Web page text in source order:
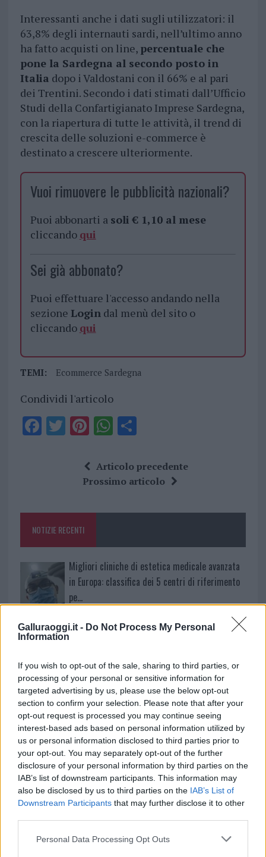
Galluraoggi.it - Do Not Process My Personal
Information
If you wish to opt-out of the sale, sharing to third parties, or
processing of your personal or sensitive information for
targeted advertising by us, please use the below opt-out
section to confirm your selection. Please note that after your
opt-out request is processed you may continue seeing
interest-based ads based on personal information utilized by
us or personal information disclosed to third parties prior to
your opt-out. You may separately opt-out of the further
disclosure of your personal information by third parties on the
IAB’s list of downstream participants. This information may
also be disclosed by us to third parties on the IAB’s List of
Downstream Participants that may further disclose it to other
Please note that this website/app uses one or more Google
Personal Data Processing Opt Outs
Interessanti anche i dati sugli utilizzatori: il
63,8% degli internauti sardi, nell’ultimo anno
ha fatto acquisti on line, percentuale che
pone la Sardegna al secondo posto in
Italia dopo i Valdostani con il 66% e al pari
dei Trentini. Secondo i dati stimati dall’Ufficio
Studi della Confartigianato Imprese Sardegna,
con la riapertura di tutte le attività, il trend di
crescita delle soluzioni e-commerce è
destinato a crescere ulteriormente.
Vuoi rimuovere le pubblicità nazionali?
Puoi abbonarti a soli € 1,10 al mese
cliccando qui
Sei già abbonato?
Puoi effettuare l'accesso andando nella
sezione Logindal menù del sito o
cliccando qui
TEMI: Ecommerce Sardegna
Condividi l'articolo
F
o
k
T Pi
te
re
W
at
s
p
S
a
re
Articolo precedente
Prossimo articolo
NOTIZIE RECENTI
Migliori cliniche di estetica medicale avanzata
in Europa: classifica dei 5 centri di riferimento
pe…
Incendi, a San Pasquale arriva il Campo Base:
l’inaugurazione
Andrea Mura conquista Palau: grande
partecipazione per il suo racconto
Calangianus, allarme sul centro accoglienza
minori, Albieri: “Episodi gravissimi”
Gallura, finti clienti svuotano le suite: furto da
50mila nel resort
Meteo Olbia 7 agosto, sole e caldo tornano
protagonisti